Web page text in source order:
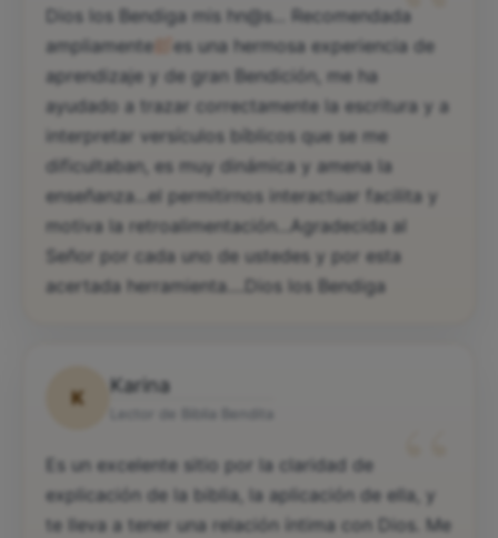
Dios los Bendiga mis hn@s... Recomendada
ampliamente
es una hermosa experiencia de
aprendizaje y de gran Bendición, me ha
ayudado a trazar correctamente la escritura y a
interpretar versículos bíblicos que se me
dificultaban, es muy dinámica y amena la
enseñanza...el permitirnos interactuar facilita y
motiva la retroalimentación...Agradecida al
Señor por cada uno de ustedes y por esta
acertada herramienta....Dios los Bendiga
K
Karina
“
Es un excelente sitio por la claridad de
explicación de la biblia, la aplicación de ella, y
te lleva a tener una relación íntima con Dios. Me